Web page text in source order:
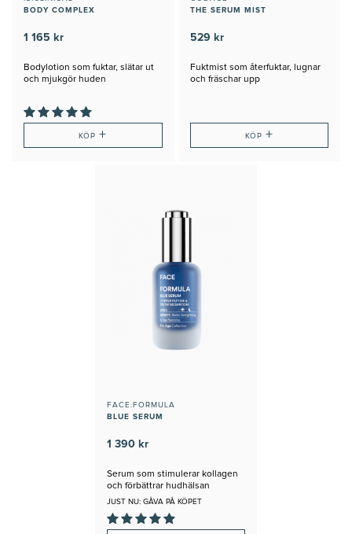
BODY COMPLEX
1 165 kr
Bodylotion som fuktar, slätar ut
och mjukgör huden
KÖP+
THE SERUM MIST
529 kr
Fuktmist som återfuktar, lugnar
och fräschar upp
KÖP +
FACE.FORMULA
BLUE SERUM
1 390 kr
Serum som stimulerar kollagen
och förbättrar hudhälsan
JUST NU: GÅVA PÅ KÖPET